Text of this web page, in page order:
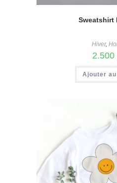
Sweatshirt
Hiver,
2.500
Ajouter